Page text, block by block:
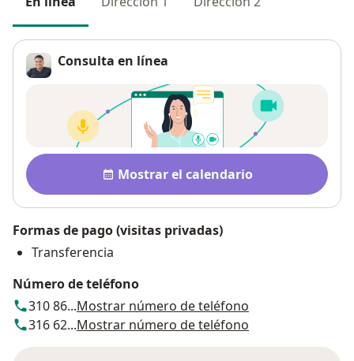
Consulta en línea
Disponibilidad
Mostrar el calendario
Formas de pago (visitas privadas)
Transferencia
Número de teléfono
310 86...Mostrar número de teléfono
316 62...Mostrar número de teléfono